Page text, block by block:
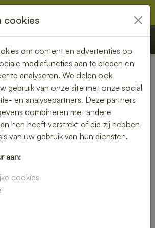
Offerte Bestellen
in
– vers, snel en
genieten
en geniet van verse, smakelijke
Van luxe broodjes tot gezonde
jouw favoriete lunch waar jij maar wilt.
en wij zorgen voor een snelle
cookies
om content en advertenties op
mediafuncties aan te bieden en
te analyseren. We delen ook
gebruik van onze site met onze social
en analysepartners. Deze partners
combineren met andere
hen heeft verstrekt of die zij hebben
van uw gebruik van hun diensten.
aan:
cookies